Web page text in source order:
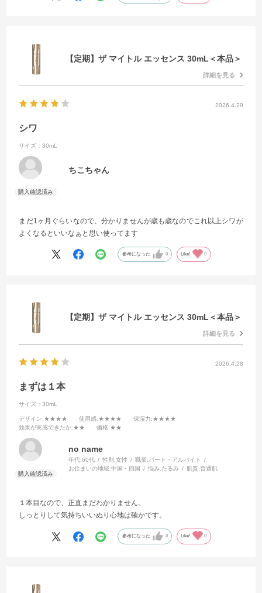
これからはずっと使い続けて行きます
【定期】ザ マイトル エッセンス 30mL＜本品＞
詳細を見る
2026.4.29
シワ
サイズ：30mL
ちこちゃん
まだ1ヶ月ぐらいなので、分かりませんが歳も歳なのでこれ以上シワが
よくなるといいなぁと思い使ってます
参考になった 0 Like! 0
【定期】ザ マイトル エッセンス 30mL＜本品＞
詳細を見る
2026.4.28
まずは１本
サイズ：30mL
デザイン:★★★★ 使用感:★★★★ 保湿力:★★★★
効果が実感できたか:★★ 価格:★★
no name
年代:60代 性別:女性 職業:パート・アルバイト
お住まいの地域:中国・四国 悩み:たるみ 肌質:普通肌
１本目なので、正直まだわかりません。
しっとりして気持ちいいぬり心地は確かです。
参考になった 0 Like! 0